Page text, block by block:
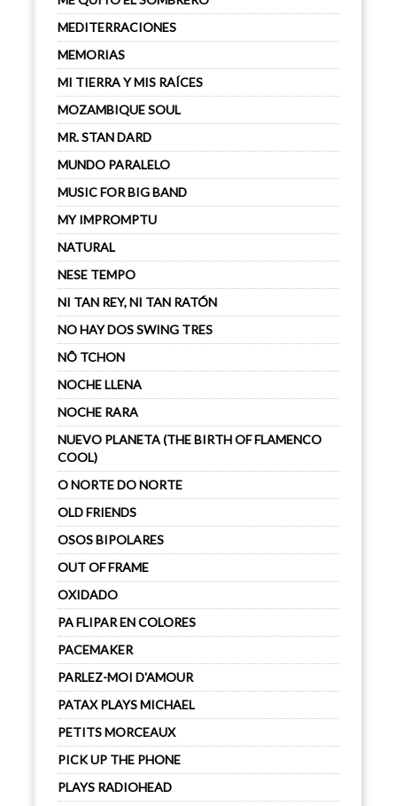
MEDITERRACIONES
MEMORIAS
MI TIERRA Y MIS RAÍCES
MOZAMBIQUE SOUL
MR. STAN DARD
MUNDO PARALELO
MUSIC FOR BIG BAND
MY IMPROMPTU
NATURAL
NESE TEMPO
NI TAN REY, NI TAN RATÓN
NO HAY DOS SWING TRES
NÔ TCHON
NOCHE LLENA
NOCHE RARA
NUEVO PLANETA (THE BIRTH OF FLAMENCO
COOL)
O NORTE DO NORTE
OLD FRIENDS
OSOS BIPOLARES
OUT OF FRAME
OXIDADO
PA FLIPAR EN COLORES
PACEMAKER
PARLEZ-MOI D'AMOUR
PATAX PLAYS MICHAEL
PETITS MORCEAUX
PICK UP THE PHONE
PLAYS RADIOHEAD